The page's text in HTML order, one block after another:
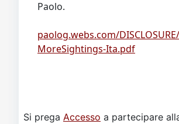
Paolo.
paolog.webs.com/
MoreSightings-Ita.pdf
Si prega Accesso a partecipare